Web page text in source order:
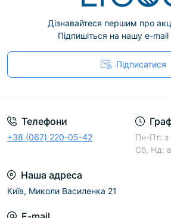
Дізнавайтеся першим про
Підпишіться на нашу e-
Підписатися
Телефони
+38 (067) 220-05-42
Пн-Пт: з
Сб, Нд:
Наша адреса
Київ, Миколи Василенка 21